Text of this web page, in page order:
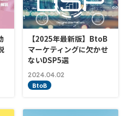
【2025年最新版】BtoB
マーケティングに欠かせ
ないDSP5選
2024.04.02
BtoB